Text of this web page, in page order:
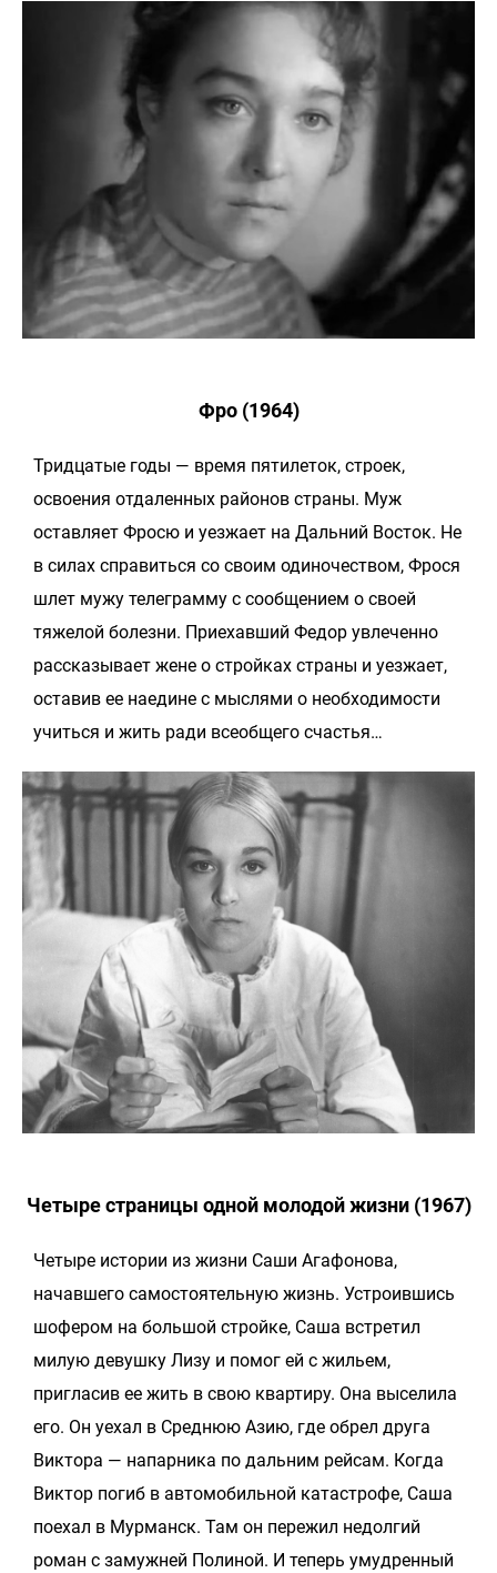
Фро (1964)
Тридцатые годы — время пятилеток, строек,
освоения отдаленных районов страны. Муж
оставляет Фросю и уезжает на Дальний Восток. Не
в силах справиться со своим одиночеством, Фрося
шлет мужу телеграмму с сообщением о своей
тяжелой болезни. Приехавший Федор увлеченно
рассказывает жене о стройках страны и уезжает,
оставив ее наедине с мыслями о необходимости
учиться и жить ради всеобщего счастья…
Четыре страницы одной молодой жизни (1967)
Четыре истории из жизни Саши Агафонова,
начавшего самостоятельную жизнь. Устроившись
шофером на большой стройке, Саша встретил
милую девушку Лизу и помог ей с жильем,
пригласив ее жить в свою квартиру. Она выселила
его. Он уехал в Среднюю Азию, где обрел друга
Виктора — напарника по дальним рейсам. Когда
Виктор погиб в автомобильной катастрофе, Саша
поехал в Мурманск. Там он пережил недолгий
роман с замужней Полиной. И теперь умудренный